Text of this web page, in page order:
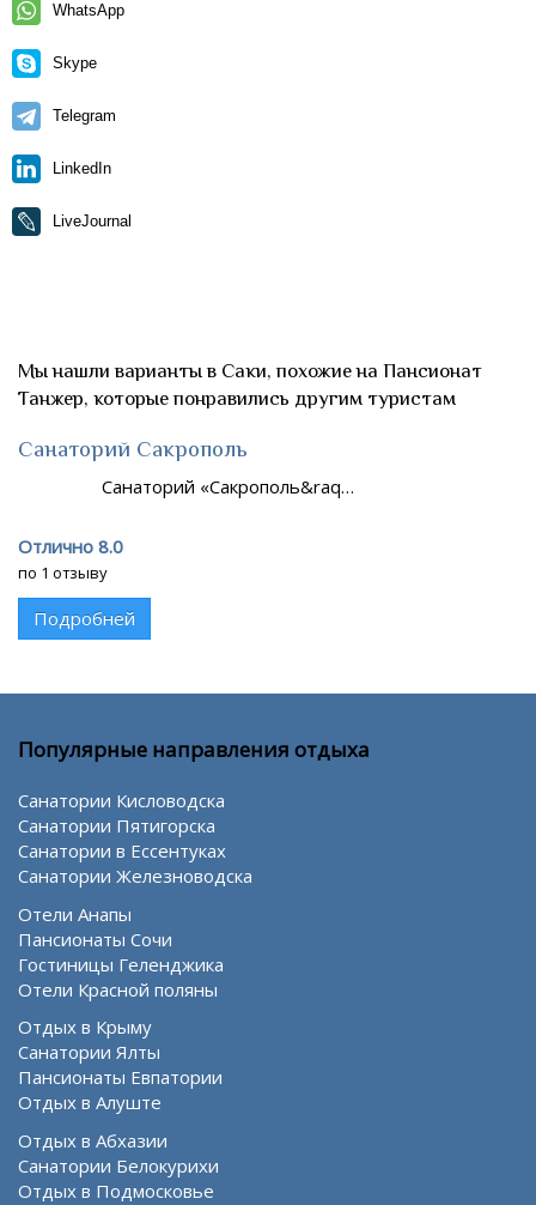
WhatsApp
Skype
Telegram
LinkedIn
LiveJournal
Мы нашли варианты в Саки, похожие на Пансионат
Танжер, которые понравились другим туристам
Санаторий Сакрополь
Санаторий «Сакрополь&raq…
Отлично 8.0
по 1 отзыву
Подробней
Популярные направления отдыха
Санатории Кисловодска
Санатории Пятигорска
Санатории в Ессентуках
Санатории Железноводска
Отели Анапы
Пансионаты Сочи
Гостиницы Геленджика
Отели Красной поляны
Отдых в Крыму
Санатории Ялты
Пансионаты Евпатории
Отдых в Алуште
Отдых в Абхазии
Санатории Белокурихи
Отдых в Подмосковье